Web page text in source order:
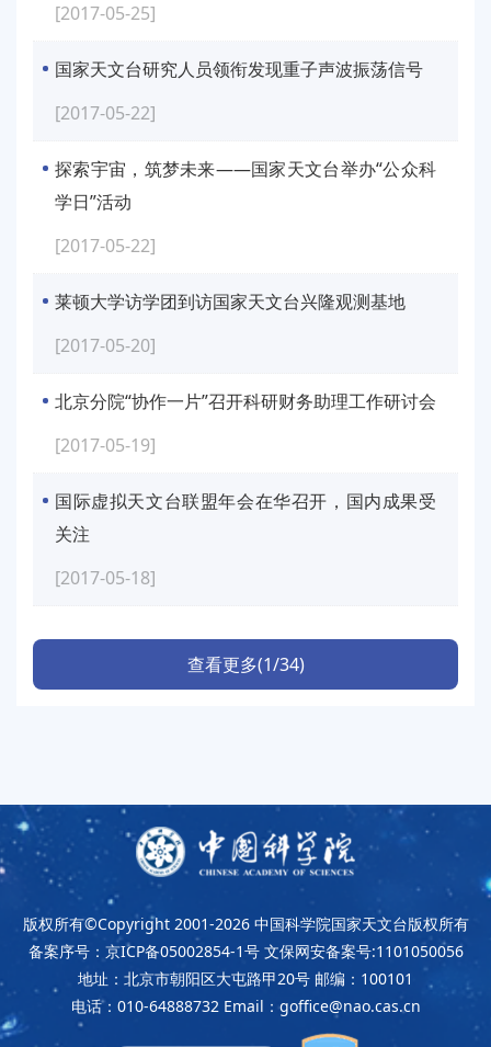
[2017-05-25]
国家天文台研究人员领衔发现重子声波振荡信号
[2017-05-22]
探索宇宙，筑梦未来——国家天文台举办“公众科
学日”活动
[2017-05-22]
莱顿大学访学团到访国家天文台兴隆观测基地
[2017-05-20]
北京分院“协作一片”召开科研财务助理工作研讨会
[2017-05-19]
国际虚拟天文台联盟年会在华召开，国内成果受
关注
[2017-05-18]
查看更多(1/34)
版权所有©Copyright 2001-2026 中国科学院国家天文台版权所有
备案序号：京ICP备05002854-1号 文保网安备案号:1101050056
地址：北京市朝阳区大屯路甲20号 邮编：100101
电话：010-64888732 Email：goffice@nao.cas.cn